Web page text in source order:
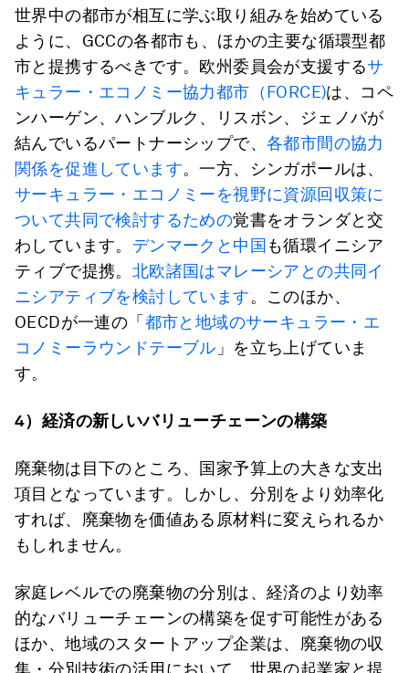
世界中の都市が相互に学ぶ取り組みを始めている
ように、GCCの各都市も、ほかの主要な循環型都
市と提携するべきです。欧州委員会が支援するサ
キュラー・エコノミー協力都市（FORCE)は、コペ
ンハーゲン、ハンブルク、リスボン、ジェノバが
結んでいるパートナーシップで、 各都市間の協力
関係を促進しています。一方、シンガポールは、
サーキュラー・エコノミーを視野に資源回収策に
ついて共同で検討するための覚書をオランダと交
わしています。 デンマークと中国も循環イニシア
ティブで提携。 北欧諸国はマレーシアとの共同イ
ニシアティブを検討しています。このほか、
OECDが一連の「都市と地域のサーキュラー・エ
コノミーラウンドテーブル 」を立ち上げていま
す。
4）経済の新しいバリューチェーンの構築
廃棄物は目下のところ、国家予算上の大きな支出
項目となっています。しかし、分別をより効率化
すれば、廃棄物を価値ある原材料に変えられるか
もしれません。
家庭レベルでの廃棄物の分別は、経済のより効率
的なバリューチェーンの構築を促す可能性がある
ほか、地域のスタートアップ企業は、廃棄物の収
集・分別技術の活用において、世界の起業家と提